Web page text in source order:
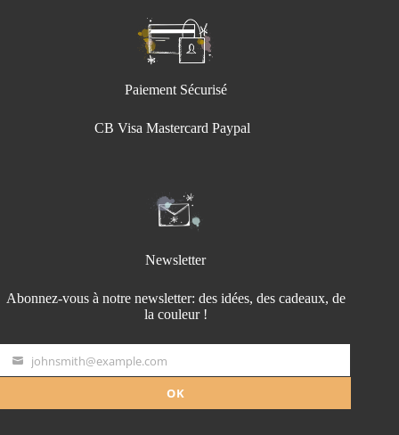
Paiement Sécurisé
CB Visa Mastercard Paypal
Newsletter
Abonnez-vous à notre newsletter: des idées, des cadeaux, de
la couleur !
Your
email
johnsmith@example.com
OK